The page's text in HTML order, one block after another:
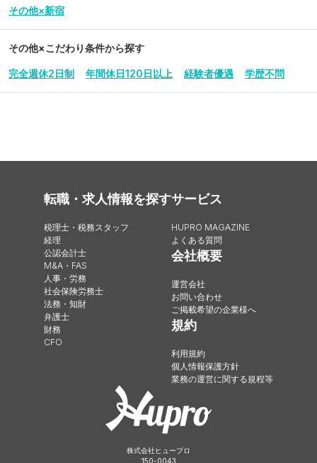
その他×新宿
その他×こだわり条件から探す
完全週休2日制 年間休日120日以上 経験者優遇 学歴不問
転職・求人情報を探す
税理士・税務スタッフ
経理
公認会計士
M&A・FAS
人事・労務
社会保険労務士
法務・知財
弁護士
財務
CFO
サービス
HUPRO MAGAZINE
よくある質問
会社概要
運営会社
お問い合わせ
ご掲載希望の企業様へ
規約
利用規約
個人情報保護方針
業務の運営に関する規程等
株式会社ヒュープロ
150-0043